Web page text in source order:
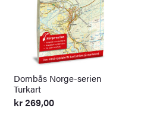
Dombås Norge-serien
Turkart
kr269,00